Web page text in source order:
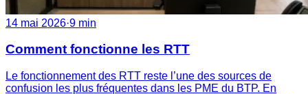
14 mai 2026·9 min
Comment fonctionne les RTT
Le fonctionnement des RTT reste l’une des sources de
confusion les plus fréquentes dans les PME du BTP. En